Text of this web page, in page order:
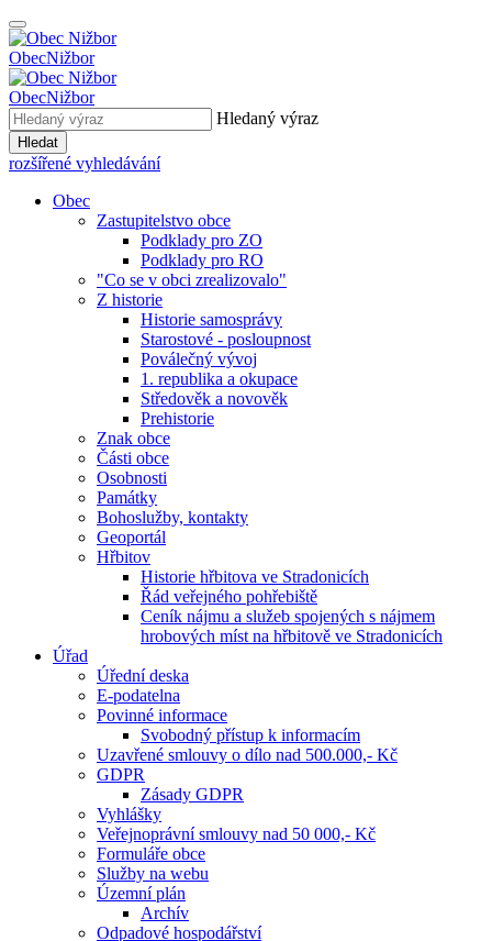
ObecNižbor
ObecNižbor
Hledaný výraz
Hledat
rozšířené vyhledávání
Obec
Zastupitelstvo obce
Podklady pro ZO
Podklady pro RO
"Co se v obci zrealizovalo"
Z historie
Historie samosprávy
Starostové - posloupnost
Poválečný vývoj
1. republika a okupace
Středověk a novověk
Prehistorie
Znak obce
Části obce
Osobnosti
Památky
Bohoslužby, kontakty
Geoportál
Hřbitov
Historie hřbitova ve Stradonicích
Řád veřejného pohřebiště
Ceník nájmu a služeb spojených s nájmem
hrobových míst na hřbitově ve Stradonicích
Úřad
Úřední deska
E-podatelna
Povinné informace
Svobodný přístup k informacím
Uzavřené smlouvy o dílo nad 500.000,- Kč
GDPR
Zásady GDPR
Vyhlášky
Veřejnoprávní smlouvy nad 50 000,- Kč
Formuláře obce
Služby na webu
Územní plán
Archív
Odpadové hospodářství